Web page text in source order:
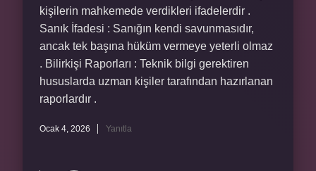
kişilerin mahkemede verdikleri ifadelerdir .
Sanık İfadesi : Sanığın kendi savunmasıdır,
ancak tek başına hüküm vermeye yeterli olmaz
. Bilirkişi Raporları : Teknik bilgi gerektiren
hususlarda uzman kişiler tarafından hazırlanan
raporlardır .
Ocak 4, 2026 Yanıtla